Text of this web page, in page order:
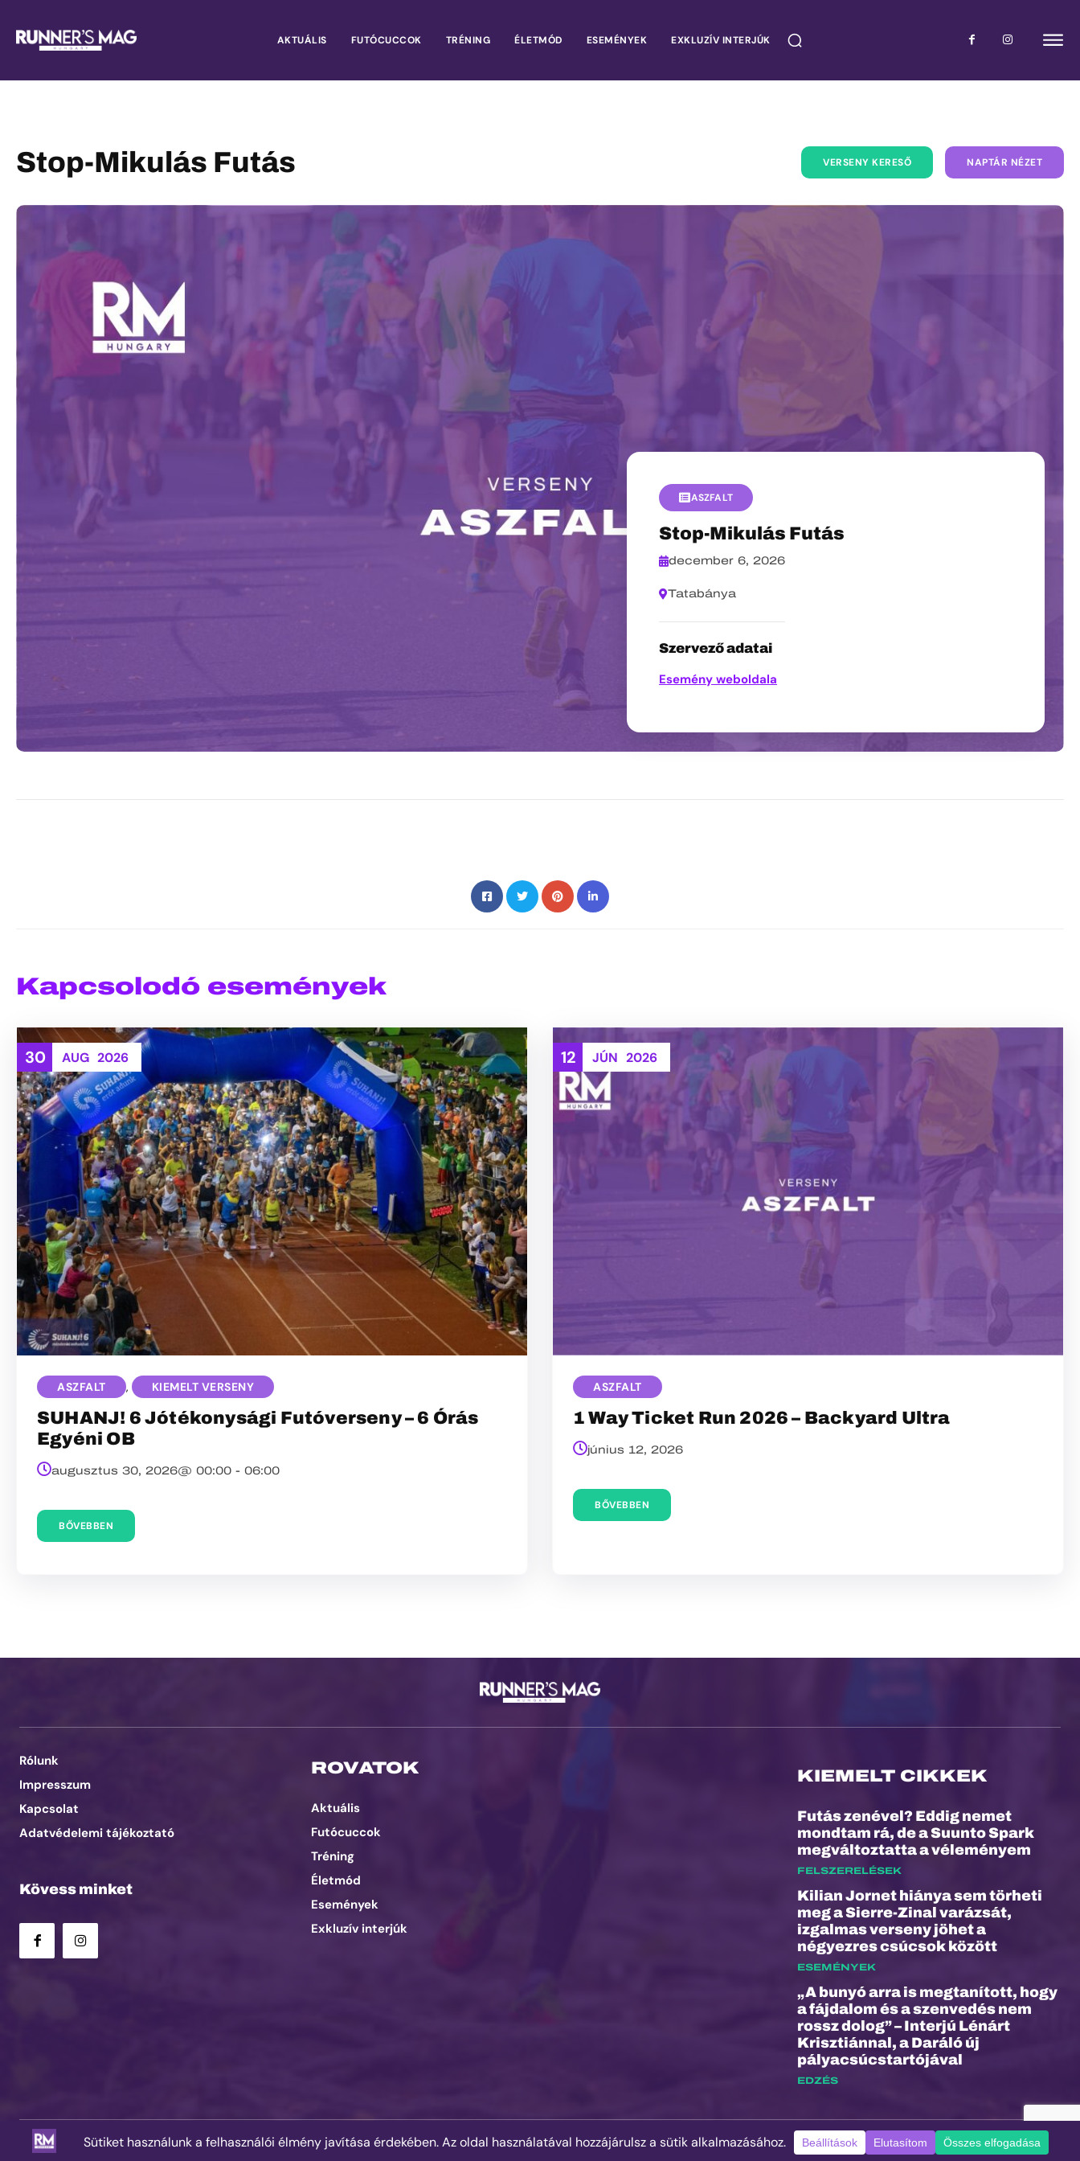
AKTUÁLIS FUTÓCUCCOK TRÉNING ÉLETMÓD ESEMÉNYEK EXKLUZÍV INTERJÚK
Stop-Mikulás Futás VERSENY KERESŐ NAPTÁR NÉZET
ASZFALT
Stop-Mikulás Futás
december 6, 2026
Tatabánya
Szervező adatai
Esemény weboldala
Kapcsolodó események
30 AUG 2026
ASZFALT , KIEMELT VERSENY
SUHANJ! 6 Jótékonysági Futóverseny – 6 Órás
Egyéni OB
augusztus 30, 2026@ 00:00 - 06:00
BŐVEBBEN
12 JÚN 2026
ASZFALT
1 Way Ticket Run 2026 – Backyard Ultra
június 12, 2026
BŐVEBBEN
Rólunk
Impresszum
Kapcsolat
Adatvédelemi tájékoztató
Kövess minket
ROVATOK
Aktuális
Futócuccok
Tréning
Életmód
Események
Exkluzív interjúk
KIEMELT CIKKEK
Futás zenével? Eddig nemet
mondtam rá, de a Suunto Spark
megváltoztatta a véleményem
FELSZERELÉSEK
Kilian Jornet hiánya sem törheti
meg a Sierre-Zinal varázsát,
izgalmas verseny jöhet a
négyezres csúcsok között
ESEMÉNYEK
„A bunyó arra is megtanított, hogy
a fájdalom és a szenvedés nem
rossz dolog” – Interjú Lénárt
Krisztiánnal, a Daráló új
pályacsúcstartójával
EDZÉS
© 2025 Runner's Mag Hungary minden jog fenntartva.